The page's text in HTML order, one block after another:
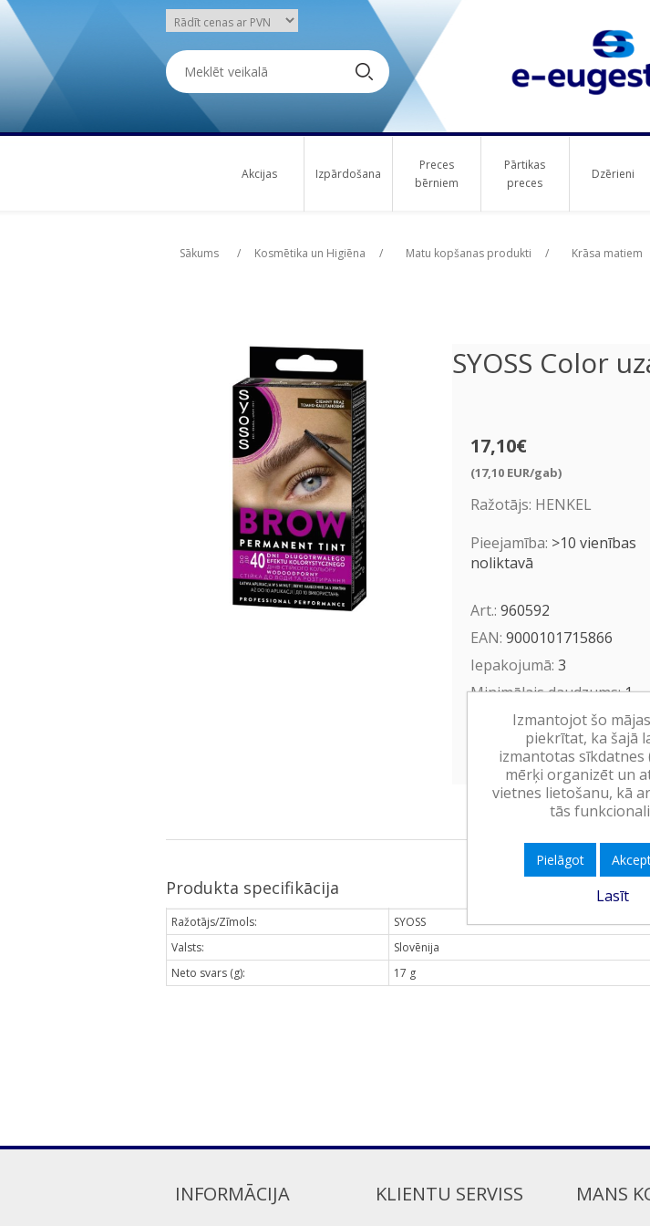
Akcijas Izpārdošana
Preces
bērniem
Pārtikas
preces
Dzērieni
Sākums / Kosmētika un Higiēna / Matu kopšanas produkti / Krāsa matiem
SYOSS Color
17,10€
(17,10 EUR/gab)
Ražotājs: HENKEL
Pieejamība: >10 vienības
noliktavā
Art.: 960592
EAN: 9000101715866
Iepakojumā: 3
Minimālais daudzums:1
Ielikt grozā
Produkta specifikācija
Ražotājs/Zīmols:
SYOSS
Valsts:
Slovēnija
Neto svars (g):
17 g
INFORMĀCIJA KLIENTU SERVISS MANS
Izmantojot šo
piekrītat, ka šajā
izmantotas sīkdatnes
mērķi organizēt un
vietnes lietošanu, kā
tās
Pielāgot
Lasīt